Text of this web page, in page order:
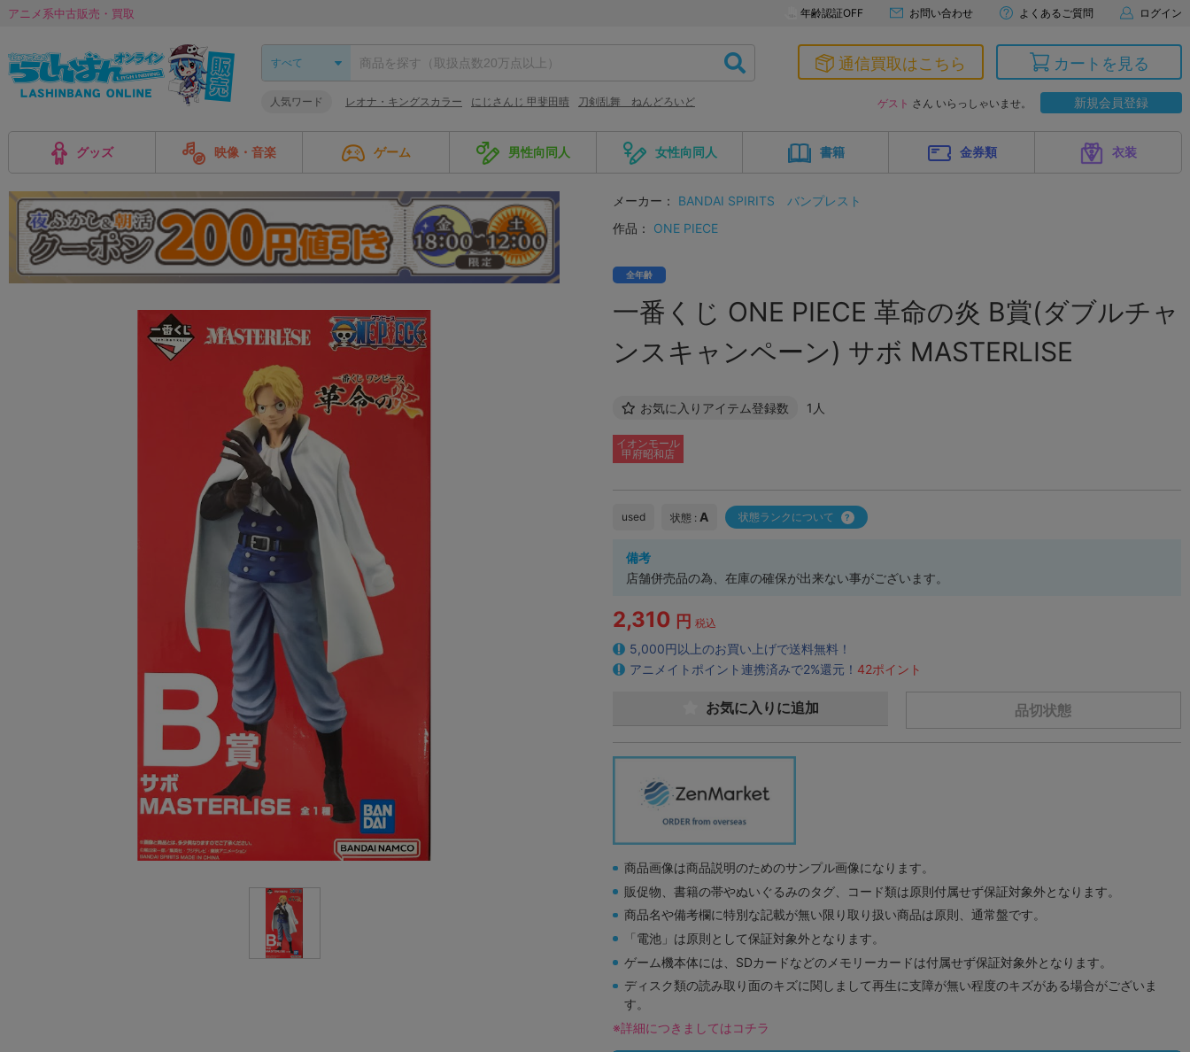
アニメ系中古販売・買取 年齢認証OFF お問い合わせ よくあるご質問 ログイン
人気ワード レオナ・キングスカラー にじさんじ 甲斐田晴 刀剣乱舞 ねんどろいど
通信買取はこちら カートを見る
ゲスト さん いらっしゃいませ。 新規会員登録
グッズ 映像・音楽 ゲーム 男性向同人 女性向同人 書籍 金券類 衣装
メーカー： BANDAI SPIRITS
バンプレスト
作品：
ONE PIECE
全年齢
一番くじ ONE PIECE 革命の炎 B賞(ダブルチャ
ンスキャンペーン) サボ MASTERLISE
お気に入りアイテム登録数 1人
イオンモール
甲府昭和店
used 状態 : A 状態ランクについて
備考
店舗併売品の為、在庫の確保が出来ない事がございます。
2,310 円 税込
5,000円以上のお買い上げで送料無料！
アニメイトポイント連携済みで2%還元！ 42ポイント
品切状態
お気に入りに追加
商品画像は商品説明のためのサンプル画像になります。
販促物、書籍の帯やぬいぐるみのタグ、コード類は原則付属せず保証対象外となります。
商品名や備考欄に特別な記載が無い限り取り扱い商品は原則、通常盤です。
「電池」は原則として保証対象外となります。
ゲーム機本体には、SDカードなどのメモリーカードは付属せず保証対象外となります。
ディスク類の読み取り面のキズに関しまして再生に支障が無い程度のキズがある場合がございま
す。
※詳細につきましてはコチラ